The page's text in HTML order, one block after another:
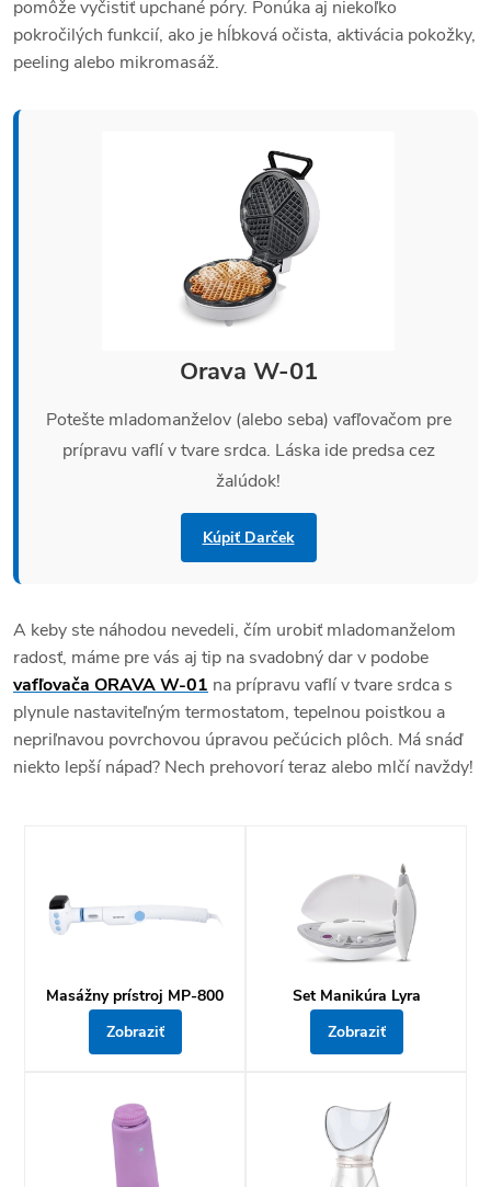
pomôže vyčistiť upchané póry. Ponúka aj niekoľko
pokročilých funkcií, ako je hĺbková očista, aktivácia pokožky,
peeling alebo mikromasáž.
Orava W-01
Potešte mladomanželov (alebo seba) vafľovačom pre
prípravu vaflí v tvare srdca. Láska ide predsa cez
žalúdok!
Kúpiť Darček
A keby ste náhodou nevedeli, čím urobiť mladomanželom
radosť, máme pre vás aj tip na svadobný dar v podobe
vafľovača ORAVA W-01 na prípravu vaflí v tvare srdca s
plynule nastaviteľným termostatom, tepelnou poistkou a
nepriľnavou povrchovou úpravou pečúcich plôch. Má snáď
niekto lepší nápad? Nech prehovorí teraz alebo mlčí navždy!
Masážny prístroj MP-800
Zobraziť
Set Manikúra Lyra
Zobraziť